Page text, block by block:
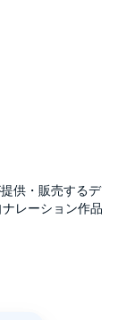
駄に悩ませ、
したからだ。
用意したにもか
い事態に陥って
の現場はどう
供・販売するデ
レーション作品